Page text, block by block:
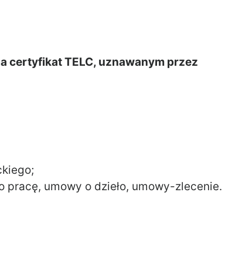
certyfikat TELC, uznawanym przez
umowy o dzieło, umowy-zlecenie.